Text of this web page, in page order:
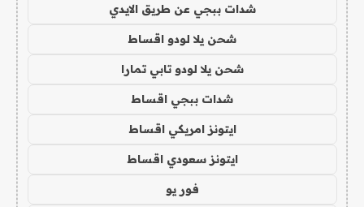
شدات ببجي عن طريق الايدي
شحن يلا لودو اقساط
شحن يلا لودو تابي تمارا
شدات ببجي اقساط
ايتونز امريكي اقساط
ايتونز سعودي اقساط
فور يو